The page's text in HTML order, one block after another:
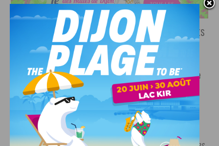
Prime de pouvoir d’achat exceptionnelle aux agents
publics aux plus faibles revenus
Facultative dans la fonction publique territoriale,la prime
de pouvoir d’achat exceptionnelle sera octroyée aux
agents municipaux éligibles en décembre 2023. «Le
choix réalisé par la collectivité est de verser cette prime